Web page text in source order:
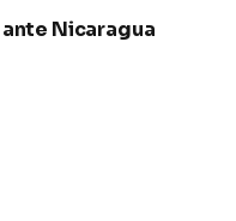
Nicaragua